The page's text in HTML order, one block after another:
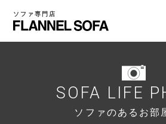
ソファ専門店
SOFA LIFE
ソファのあるお部